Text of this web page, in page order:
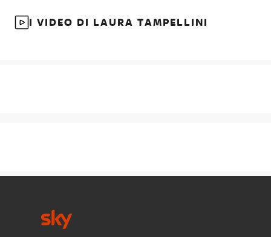
I VIDEO DI LAURA TAMPELLINI